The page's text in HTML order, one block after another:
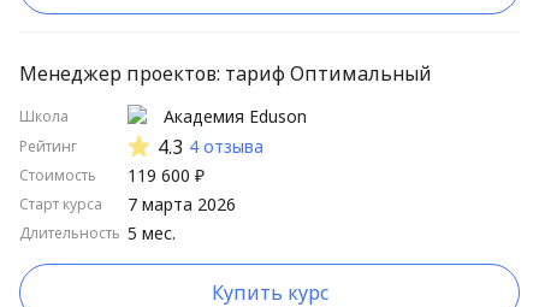
Менеджер проектов: тариф Оптимальный
Школа
Рейтинг
Стоимость
Старт курса
Длительность
Академия Eduson
4.3 4 отзыва
119 600 ₽
5 мес.
7 марта 2026
Купить курс